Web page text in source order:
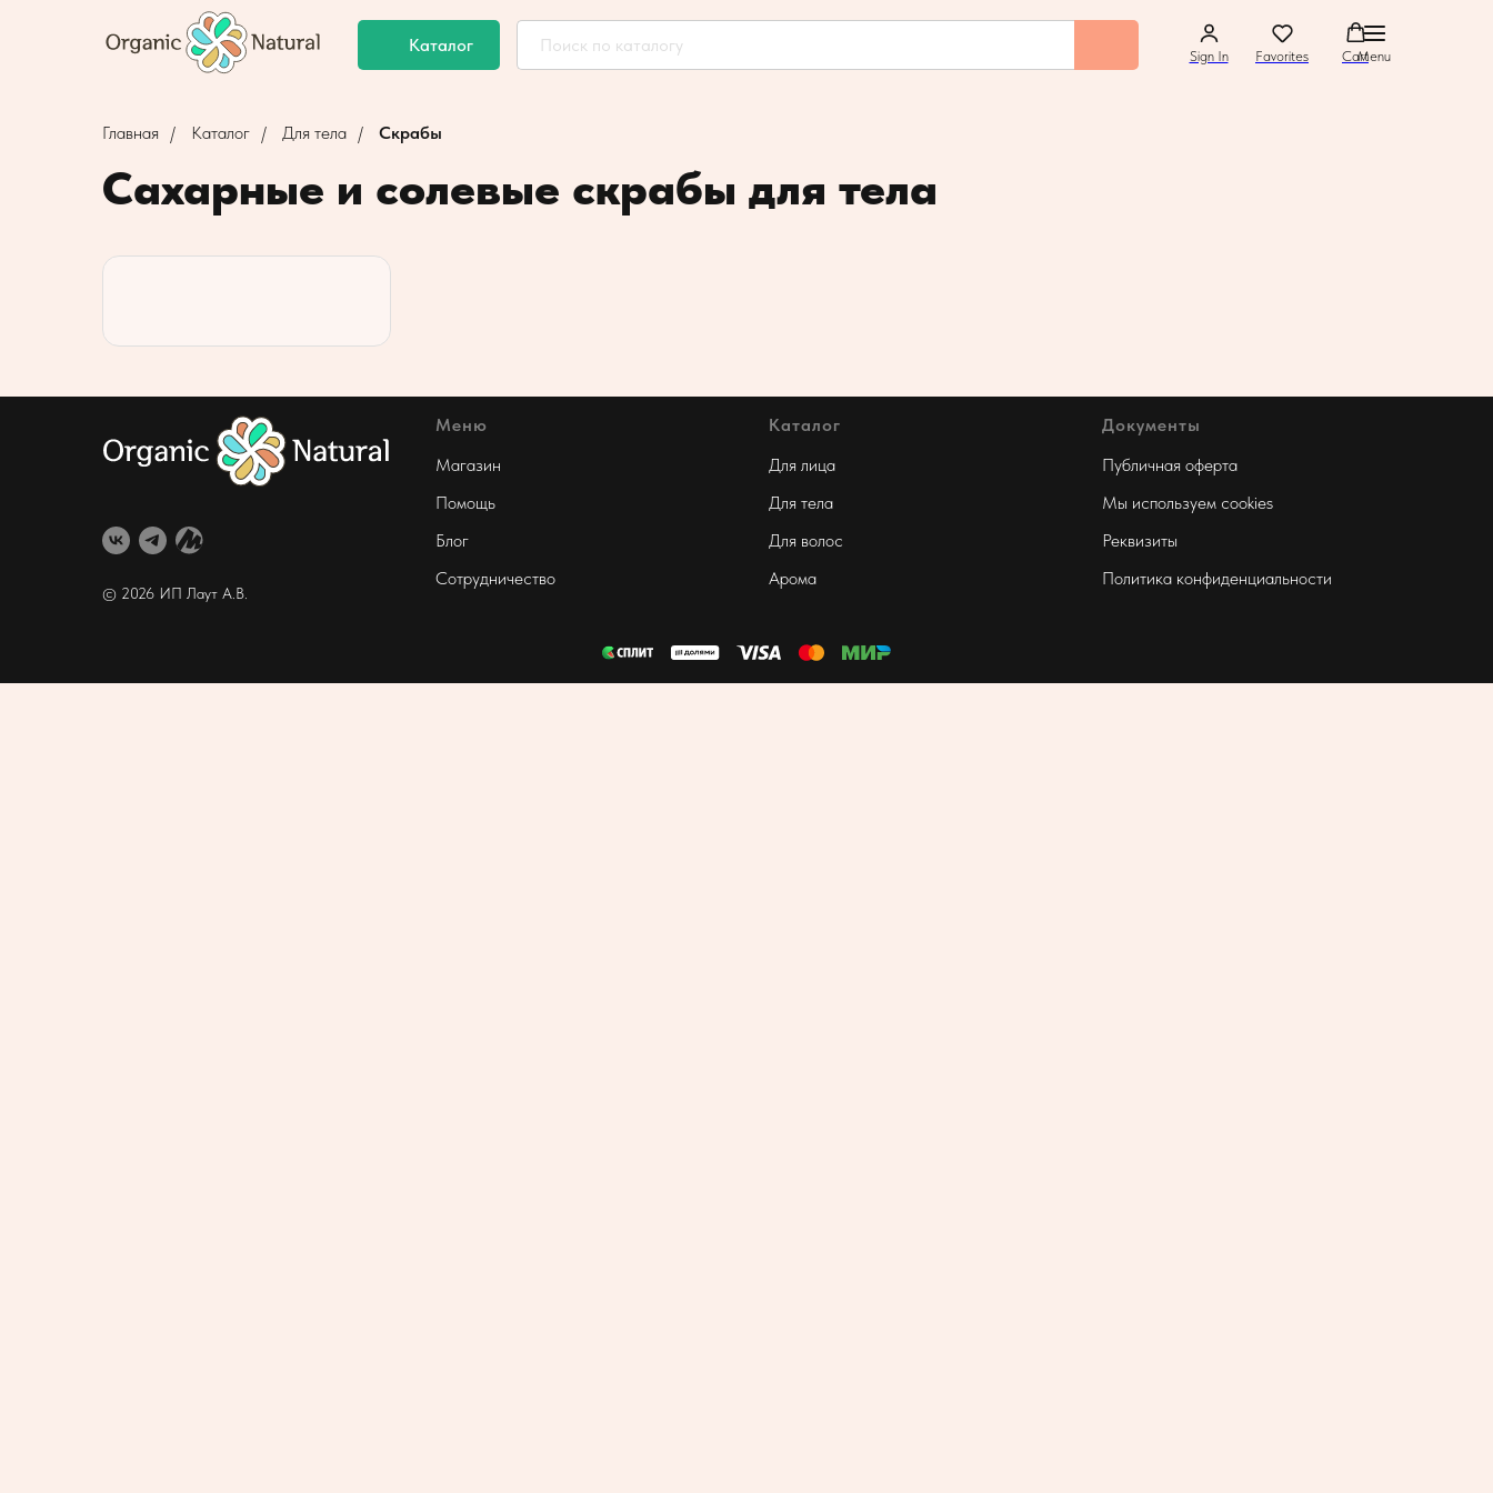
Каталог
Sign In Favorites CartMenu
Главная / Каталог / Для тела / Скрабы
Сахарные и солевые скрабы для тела
© 2026 ИП Лаут А .В.
Меню
Магазин
Помощь
Блог
Сотрудничество
Каталог
Для лица
Для тела
Для волос
Арома
Документы
Публичная оферта
Мы используем cookies
Реквизиты
Политика конфиденциальности